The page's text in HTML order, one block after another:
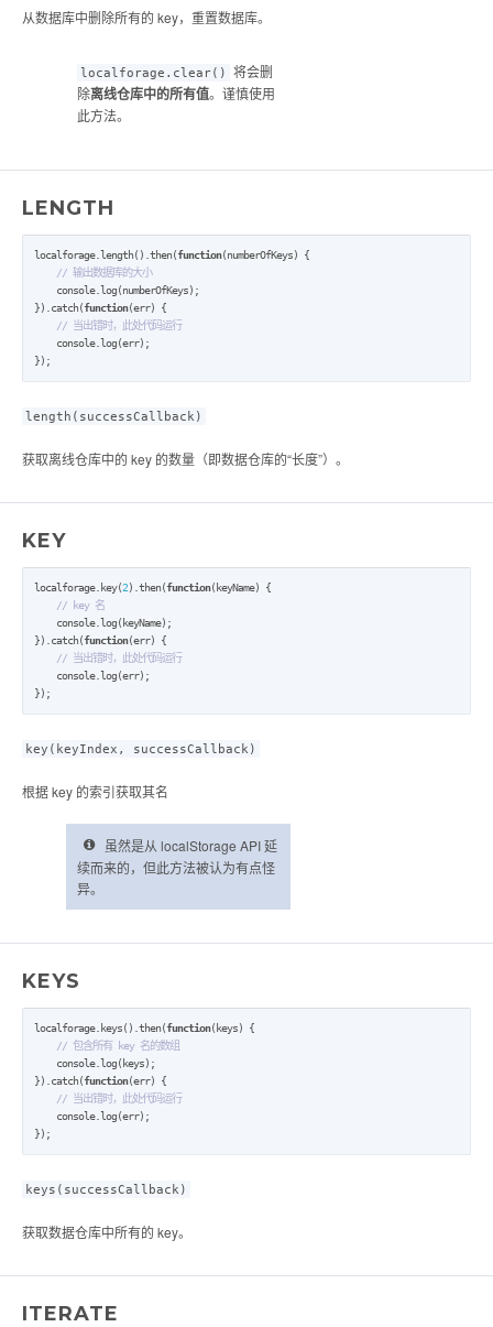
从数据库中删除所有的 key，重置数据库。
localforage.clear() 将会删
除离线仓库中的所有值。谨慎使用
此方法。
LENGTH
localforage.length().then(function(numberOfKeys) {
// 输出数据库的大小
    console.log(numberOfKeys);
}).catch(function(err) {
// 当出错时，此处代码运行
    console.log(err);
});
length(successCallback)
获取离线仓库中的 key 的数量（即数据仓库的“长度”）。
KEY
localforage.key(2).then(function(keyName) {
// key 名
    console.log(keyName);
}).catch(function(err) {
// 当出错时，此处代码运行
    console.log(err);
});
key(keyIndex, successCallback)
根据 key 的索引获取其名
虽然是从 localStorage API 延
续而来的，但此方法被认为有点怪
异。
KEYS
localforage.keys().then(function(keys) {
// 包含所有 key 名的数组
    console.log(keys);
}).catch(function(err) {
// 当出错时，此处代码运行
    console.log(err);
});
keys(successCallback)
获取数据仓库中所有的 key。
ITERATE